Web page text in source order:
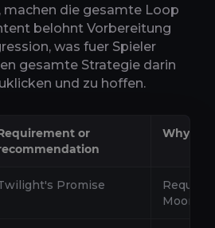
machen die gesamte Loop
belohnt Vorbereitung
was fuer Spieler
gesamte Strategie darin
und zu hoffen.
or
Why it
Promise
Moons